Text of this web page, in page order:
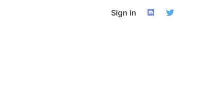
Sign in